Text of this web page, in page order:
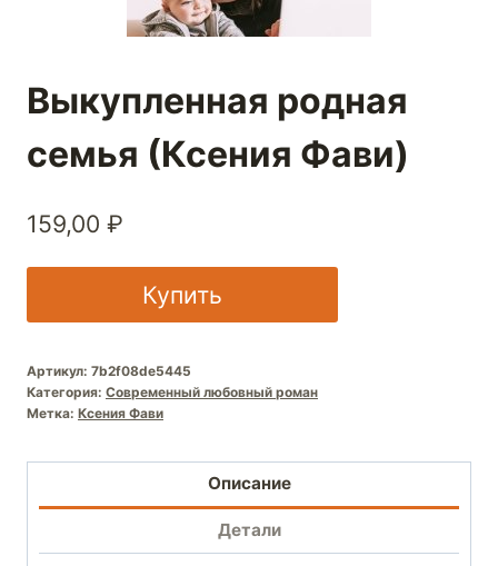
Выкупленная родная
семья (Ксения Фави)
159,00 ₽
Купить
Артикул: 7b2f08de5445
Категория: Современный любовный роман
Метка: Ксения Фави
Описание
Детали